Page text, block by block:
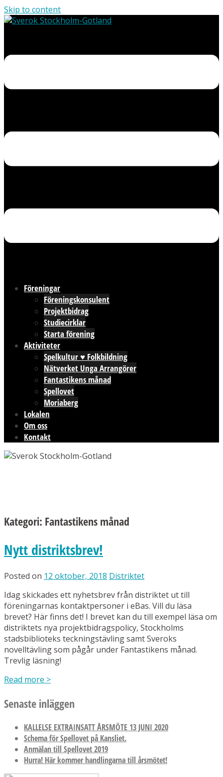
Skip to content
Föreningar
Föreningskonsulent
Projektbidrag
Studiecirklar
Starta förening
Aktiviteter
Spelkultur ♥ Folkbildning
Nätverket Unga Arrangörer
Fantastikens månad
Spellovet
Moriaberg
Lokalen
Om oss
Kontakt
Kategori: Fantastikens månad
Nytt distriktsbrev!
Posted on 12 oktober, 2018 Distriktet
Idag skickades ett nyhetsbrev från distriktet ut till
föreningarnas kontaktpersoner i eBas. Vill du läsa
brevet? Här finns det! I brevet kan du till exempel läsa om
distriktets nya projektbidragspolicy, Stockholms
stadsbiblioteks teckningstävling samt Sveroks
novelltävling som pågår under Fantastikens månad.
Trevlig läsning!
Read more >
Senaste inläggen
KALLELSE EXTRAINSATT ÅRSMÖTE 13 JUNI 2020
Schema för Spellovet på Kansliet.
Anmälan till Spellovet 2019
Hurra! Här kommer handlingarna till årsmötet!